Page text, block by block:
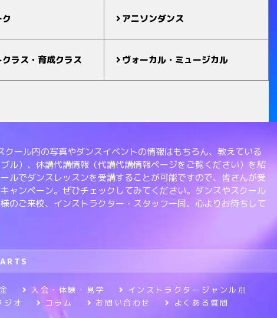
アニソンダンス
ラス・育成クラス ヴォーカル・ミュージカル
ール内の写真やダンスイベントの情報はもちろん、教えている
ル）、休講代講情報（代講代講情報ページをご覧ください）を紹
ルでダンスレッスンを受講することが可能ですので、皆さんが受
ャンペーン。ぜひチェックしてみてください。ダンスやスクール
のご来校、インストラクター・スタッフ一同、心よりお待ちして
入会・体験・見学
インストラクタージャンル別
ジオ コラム お問い合わせ よくある質問